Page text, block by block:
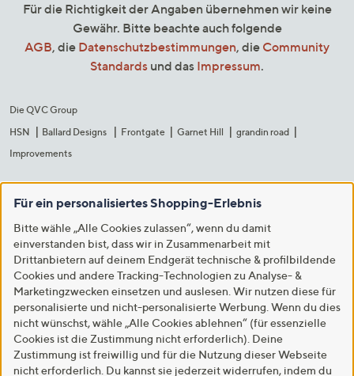
Für die Richtigkeit der Angaben übernehmen wir keine
Gewähr. Bitte beachte auch folgende
AGB, die Datenschutzbestimmungen, die Community
Standards und das Impressum.
Die QVC Group
HSN
Ballard Designs Frontgate Garnet Hill
grandin road
Improvements
Für ein personalisiertes Shopping-Erlebnis
Bitte wähle „Alle Cookies zulassen“, wenn du damit
einverstanden bist, dass wir in Zusammenarbeit mit
Drittanbietern auf deinem Endgerät technische & profilbildende
Cookies und andere Tracking-Technologien zu Analyse- &
Marketingzwecken einsetzen und auslesen. Wir nutzen diese für
personalisierte und nicht-personalisierte Werbung. Wenn du dies
nicht wünschst, wähle „Alle Cookies ablehnen“ (für essenzielle
Cookies ist die Zustimmung nicht erforderlich). Deine
Zustimmung ist freiwillig und für die Nutzung dieser Webseite
nicht erforderlich. Du kannst sie jederzeit widerrufen, indem du